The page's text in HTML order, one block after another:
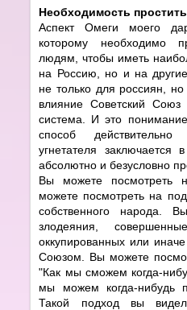
Необходимость простить
Аспект Омеги моего
которому необходимо
людям, чтобы иметь
на Россию, но и на
не только для россиян,
влияние Советский
система. И это
способ
угнетателя заключается
абсолютно и безусловно
Вы можете посмотреть
можете посмотреть на
собственного народа.
злодеяния,
оккупированных или
Союзом. Вы можете
"Как мы сможем когда-
мы можем когда-нибудь
Такой подход вы